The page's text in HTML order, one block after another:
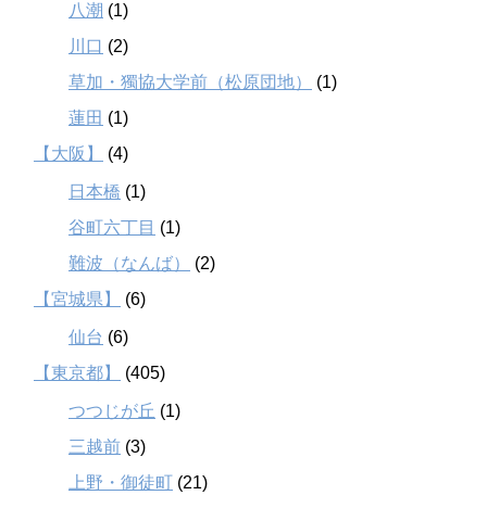
八潮 (1)
川口 (2)
草加・獨協大学前（松原団地）
(1)
蓮田 (1)
【大阪】
(4)
日本橋 (1)
谷町六丁目 (1)
難波（なんば）
(2)
【宮城県】
(6)
仙台 (6)
【東京都】
(405)
つつじが丘 (1)
三越前 (3)
上野・御徒町 (21)